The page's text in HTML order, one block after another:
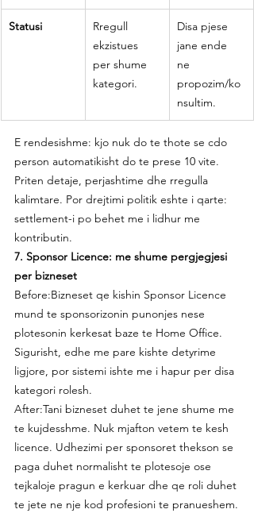
Statusi
Rregull
ekzistues
per shume
kategori.
Disa pjese
jane ende
ne
propozim/ko
nsultim.
E rendesishme: kjo nuk do te thote se cdo
person automatikisht do te prese 10 vite.
Priten detaje, perjashtime dhe rregulla
kalimtare. Por drejtimi politik eshte i qarte:
settlement-i po behet me i lidhur me
kontributin.
7. Sponsor Licence: me shume pergjegjesi
per bizneset
Before:Bizneset qe kishin Sponsor Licence
mund te sponsorizonin punonjes nese
plotesonin kerkesat baze te Home Office.
Sigurisht, edhe me pare kishte detyrime
ligjore, por sistemi ishte me i hapur per disa
kategori rolesh.
After:Tani bizneset duhet te jene shume me
te kujdesshme. Nuk mjafton vetem te kesh
licence. Udhezimi per sponsoret thekson se
paga duhet normalisht te plotesoje ose
tejkaloje pragun e kerkuar dhe qe roli duhet
te jete ne nje kod profesioni te pranueshem.